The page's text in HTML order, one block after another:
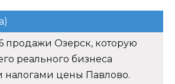
продажи Озерск, которую
реального бизнеса
цены Павлово.